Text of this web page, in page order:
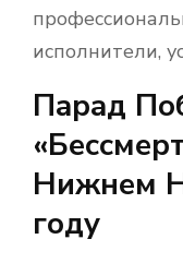
исполнители,
Парад
Нижнем
году